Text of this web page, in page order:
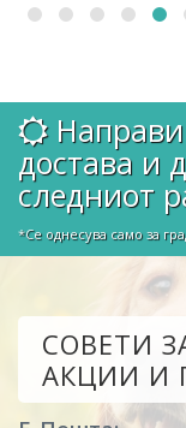
Направи
достава и
следниот
*Се однесува само за
СОВЕТИ
АКЦИИ И